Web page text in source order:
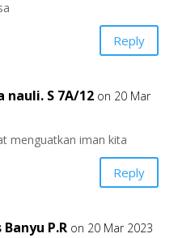
Reply
nauli. S 7A/12 on 20 Mar
menguatkan iman kita
Reply
P.R on 20 Mar 2023